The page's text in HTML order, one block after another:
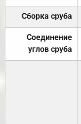
Сборка сруба
Соединение
углов сруба